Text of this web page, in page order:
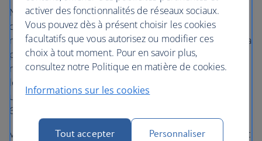
Nos sièges bébé peuvent être utilisés par les plus petits
de la naissance jusqu’à l'âge de 24 mois, jusqu'à un poids
maximum de 12,5 kg (27,5 lbs). Ces sièges sont fixés sur la
position couffin par le personnel de cabine et sont
réglables sur deux positions : inclinée ou verticale. Pour
les bébés de moins de 6 mois, le siège doit toujours être
utilisé en position inclinée. Pour les bébés de plus de
6 mois, les deux positions peuvent être utilisées.
Veuillez noter que même si vous avez choisi un siège avec
activer des fonctionnalités de réseaux sociaux.
Vous pouvez dès à présent choisir les cookies
facultatifs que vous autorisez ou modifier ces
choix à tout moment. Pour en savoir plus,
consultez notre Politique en matière de cookies.
Informations sur les cookies
Tout accepter Personnaliser